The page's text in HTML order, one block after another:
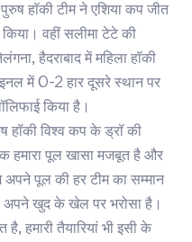
हॉकी टीम ने एशिया कप जीत
वहीं सलीमा टेटे की
हैदराबाद में महिला हॉकी
में 0-2 हार दूसरे स्थान पर
किया है।
विश्व कप के ड्रॉ की
हमारा पूल खासा मजबूत है और
अपने पूल की हर टीम का सम्मान
खुद के खेल पर भरोसा है।
है, हमारी तैयारियां भी इसी के